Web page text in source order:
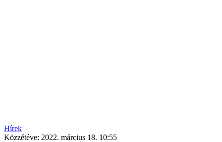
Hírek
Közzétéve: 2022. március 18. 10:55